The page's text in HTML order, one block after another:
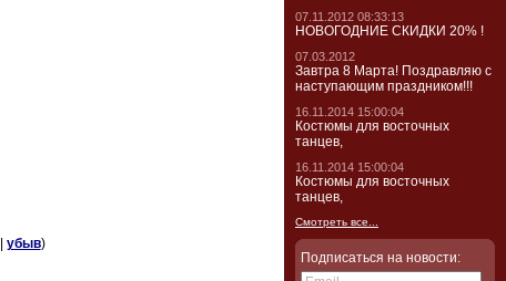
убыв)
07.11.2012 08:33:13
НОВОГОДНИЕ СКИДКИ 20% !
07.03.2012
Завтра 8 Марта! Поздравляю с
наступающим праздником!!!
16.11.2014 15:00:04
Костюмы для восточных
танцев,
16.11.2014 15:00:04
Костюмы для восточных
танцев,
Смотреть все...
Подписаться на новости: